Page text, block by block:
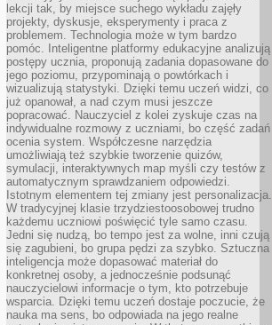
lekcji tak, by miejsce suchego wykładu zajęły
projekty, dyskusje, eksperymenty i praca z
problemem. Technologia może w tym bardzo
pomóc. Inteligentne platformy edukacyjne analizują
postępy ucznia, proponują zadania dopasowane do
jego poziomu, przypominają o powtórkach i
wizualizują statystyki. Dzięki temu uczeń widzi, co
już opanował, a nad czym musi jeszcze
popracować. Nauczyciel z kolei zyskuje czas na
indywidualne rozmowy z uczniami, bo część zadań
ocenia system. Współczesne narzędzia
umożliwiają też szybkie tworzenie quizów,
symulacji, interaktywnych map myśli czy testów z
automatycznym sprawdzaniem odpowiedzi.
Istotnym elementem tej zmiany jest personalizacja.
W tradycyjnej klasie trzydziestoosobowej trudno
każdemu uczniowi poświęcić tyle samo czasu.
Jedni się nudzą, bo tempo jest za wolne, inni czują
się zagubieni, bo grupa pędzi za szybko. Sztuczna
inteligencja może dopasować materiał do
konkretnej osoby, a jednocześnie podsunąć
nauczycielowi informacje o tym, kto potrzebuje
wsparcia. Dzięki temu uczeń dostaje poczucie, że
nauka ma sens, bo odpowiada na jego realne